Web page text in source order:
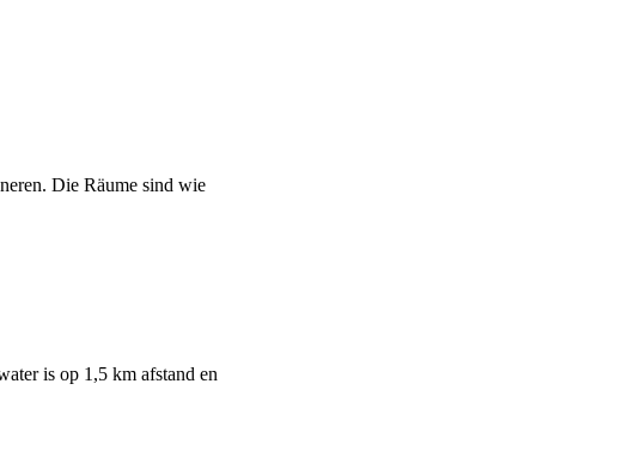
Die Räume sind wie
is op 1,5 km afstand en